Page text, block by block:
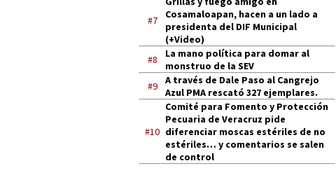
#7
Cosamaloapan, hacen a un lado a
presidenta del DIF Municipal
(+Video)
#8
La mano política para domar al
monstruo de la SEV
#9
A través de Dale Paso al Cangrejo
Azul PMA rescató 327 ejemplares.
#10
Comité para Fomento y Protección
Pecuaria de Veracruz pide
diferenciar moscas estériles de no
estériles… y comentarios se salen
de control